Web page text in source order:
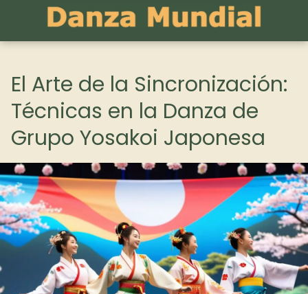
El Arte de la Sincronización:
Técnicas en la Danza de
Grupo Yosakoi Japonesa